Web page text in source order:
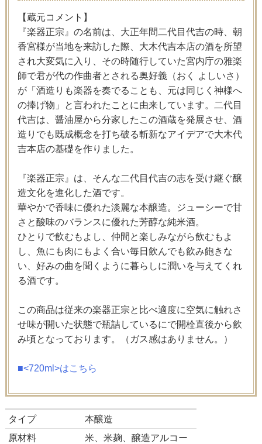
【蔵元コメント】
『楽器正宗』の名前は、大正年間二代目代吉の時、朝
香宮様が当地を来訪した際、大木代吉本店の酒を所望
され大変気に入り、その時随行していた宮内庁の雅楽
師で君が代の作曲者とされる奥好義（おく よしいさ）
が「酒造りも楽器を奏でることも、元は同じく神様へ
の捧げ物」と言われたことに由来しています。二代目
代吉は、醤油屋から分家したこの酒蔵を発展させ、酒
造りでも既成概念を打ち破る斬新なアイデアで大木代
吉本店の基礎を作りました。
『楽器正宗』は、そんな二代目代吉の志を受け継ぐ醸
造文化を進化した酒です。
華やかで香味に優れた淡麗な本醸造。ジューシーで甘
さと酸味のバランスに優れた芳醇な純米酒。
ひとりで飲むもよし、仲間と楽しみながら飲むもよ
し、魚にも肉にもよく合い毎日飲んでも飲み飽きな
い、好みの曲を聞くように暮らしに潤いを与えてくれ
る酒です。
この商品は従来の楽器正宗と比べ適度に空気に触れさ
せ味が開いた状態で瓶詰しているにで開栓直後から飲
み頃となっております。（ガス感はありません。）
■<720ml>はこちら
タイプ
本醸造
原材料
米、米麹、醸造アルコー